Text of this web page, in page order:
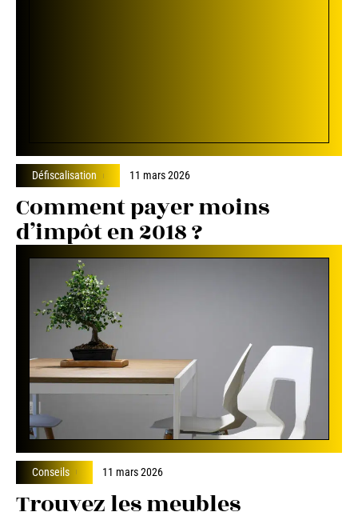
Défiscalisation 11 mars 2026
Comment payer moins
d’impôt en 2018 ?
Conseils 11 mars 2026
Trouvez les meubles